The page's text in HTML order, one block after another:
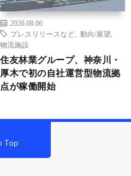
2026.08.06
プレスリリースなど
動向/展望
物流施設
住友林業グループ、神奈川・
厚木で初の自社運営型物流拠
点が稼働開始
Top